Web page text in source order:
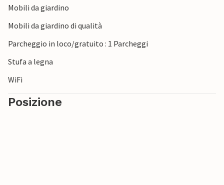
Mobili da giardino
Mobili da giardino di qualità
Parcheggio in loco/gratuito : 1 Parcheggi
Stufa a legna
WiFi
Posizione